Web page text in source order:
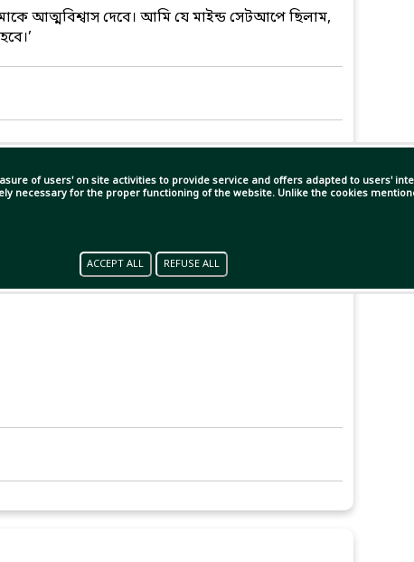
of users' on site activities to provide service and offers adapted to users'
necessary for the proper functioning of the website. Unlike the cookies
ACCEPT ALL REFUSE ALL
আত্মবিশ্বাস দেবে। আমি যে মাইন্ড সেটআপে ছিলাম,
ডাকাতের পিটুনিতে মারা গেছেন উগান্ডার
উগান্ডাজুড়ে শোকের ছায়া নেমে এসেছে।